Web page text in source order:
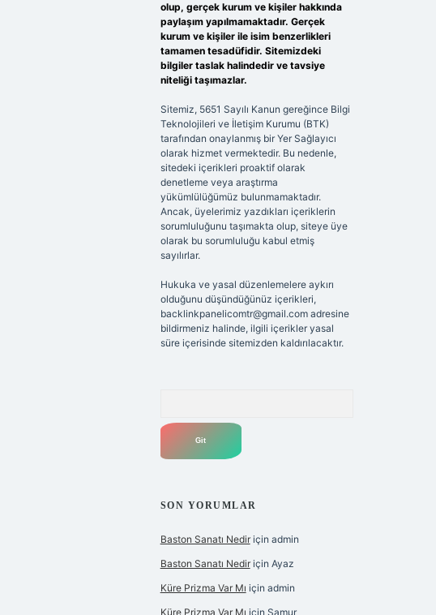
olup, gerçek kurum ve kişiler hakkında
paylaşım yapılmamaktadır. Gerçek
kurum ve kişiler ile isim benzerlikleri
tamamen tesadüfidir. Sitemizdeki
bilgiler taslak halindedir ve tavsiye
niteliği taşımazlar.
Sitemiz, 5651 Sayılı Kanun gereğince Bilgi
Teknolojileri ve İletişim Kurumu (BTK)
tarafından onaylanmış bir Yer Sağlayıcı
olarak hizmet vermektedir. Bu nedenle,
sitedeki içerikleri proaktif olarak
denetleme veya araştırma
yükümlülüğümüz bulunmamaktadır.
Ancak, üyelerimiz yazdıkları içeriklerin
sorumluluğunu taşımakta olup, siteye üye
olarak bu sorumluluğu kabul etmiş
sayılırlar.
Hukuka ve yasal düzenlemelere aykırı
olduğunu düşündüğünüz içerikleri,
backlinkpanelicomtr@gmail.comadresine
bildirmeniz halinde, ilgili içerikler yasal
süre içerisinde sitemizden kaldırılacaktır.
SON YORUMLAR
Baston Sanatı Nediriçin admin
Baston Sanatı Nediriçin Ayaz
Küre Prizma Var Mı için admin
Küre Prizma Var Mı için Samur